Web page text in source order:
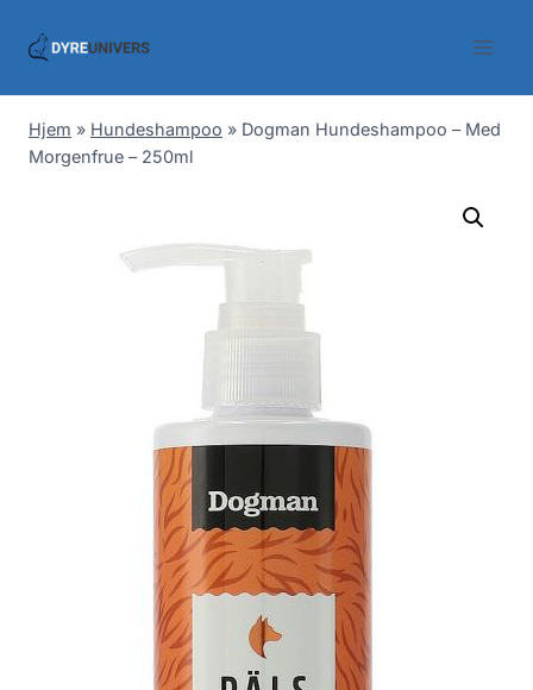
Hjem » Hundeshampoo » Dogman Hundeshampoo – Med
Morgenfrue – 250ml